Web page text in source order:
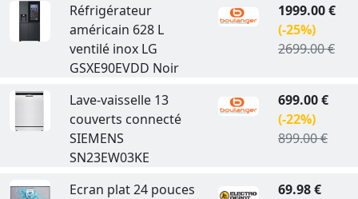
Réfrigérateur
américain 628 L
ventilé inox LG
GSXE90EVDD Noir
1999.00 €
(-25%)
2699.00 €
Lave-vaisselle 13
couverts connecté
SIEMENS
SN23EW03KE
699.00 €
(-22%)
899.00 €
Ecran plat 24 pouces
69.98 €